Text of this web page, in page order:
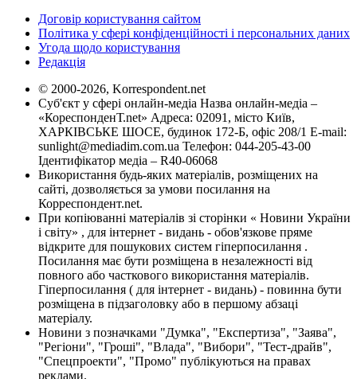
Договір користування сайтом
Політика у сфері конфіденційності і персональних даних
Угода щодо користування
Редакція
© 2000-2026, Korrespondent.net
Суб'єкт у сфері онлайн-медіа Назва онлайн-медіа –
«КореспонденТ.net» Адреса: 02091, місто Київ,
ХАРКІВСЬКЕ ШОСЕ, будинок 172-Б, офіс 208/1 E-mail:
sunlight@mediadim.com.ua Телефон: 044-205-43-00
Ідентифікатор медіа – R40-06068
Використання будь-яких матеріалів, розміщених на
сайті, дозволяється за умови посилання на
Корреспондент.net.
При копіюванні матеріалів зі сторінки « Новини України
і світу» , для інтернет - видань - обов'язкове пряме
відкрите для пошукових систем гіперпосилання .
Посилання має бути розміщена в незалежності від
повного або часткового використання матеріалів.
Гіперпосилання ( для інтернет - видань) - повинна бути
розміщена в підзаголовку або в першому абзаці
матеріалу.
Новини з позначками "Думка", "Експертиза", "Заява",
"Регіони", "Гроші", "Влада", "Вибори", "Тест-драйв",
"Спецпроекти", "Промо" публікуються на правах
реклами.